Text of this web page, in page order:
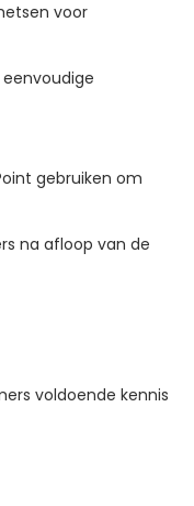
voor
gebruiken om
na afloop van de
voldoende kennis